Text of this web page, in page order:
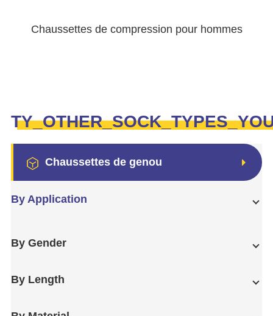
Chaussettes de compression pour hommes
Chaussettes de genou
By Application
By Gender
By Length